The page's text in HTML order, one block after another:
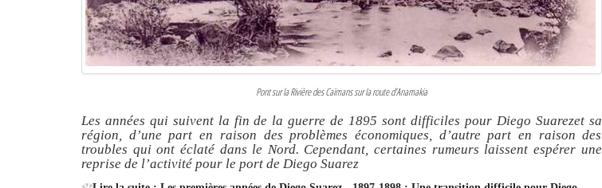
Pont sur la Rivière des Caïmans sur la route d’Anamakia
Les années qui suivent la fin de la guerre de 1895 sont difficiles pour Diego Suarezet sa
région, d’une part en raison des problèmes économiques, d’autre part en raison des
troubles qui ont éclaté dans le Nord. Cependant, certaines rumeurs laissent espérer une
reprise de l’activité pour le port de Diego Suarez